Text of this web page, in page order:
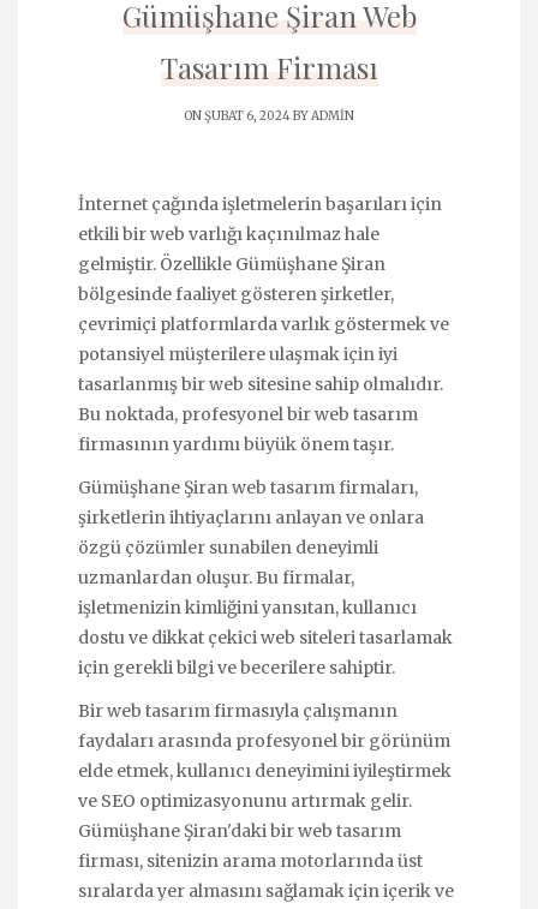
Gümüşhane Şiran Web
Tasarım Firması
ON ŞUBAT 6, 2024 BYADMIN
İnternet çağında işletmelerin başarıları için
etkili bir web varlığı kaçınılmaz hale
gelmiştir. Özellikle Gümüşhane Şiran
bölgesinde faaliyet gösteren şirketler,
çevrimiçi platformlarda varlık göstermek ve
potansiyel müşterilere ulaşmak için iyi
tasarlanmış bir web sitesine sahip olmalıdır.
Bu noktada, profesyonel bir web tasarım
firmasının yardımı büyük önem taşır.
Gümüşhane Şiran web tasarım firmaları,
şirketlerin ihtiyaçlarını anlayan ve onlara
özgü çözümler sunabilen deneyimli
uzmanlardan oluşur. Bu firmalar,
işletmenizin kimliğini yansıtan, kullanıcı
dostu ve dikkat çekici web siteleri tasarlamak
için gerekli bilgi ve becerilere sahiptir.
Bir web tasarım firmasıyla çalışmanın
faydaları arasında profesyonel bir görünüm
elde etmek, kullanıcı deneyimini iyileştirmek
ve SEO optimizasyonunu artırmak gelir.
Gümüşhane Şiran'daki bir web tasarım
firması, sitenizin arama motorlarında üst
sıralarda yer almasını sağlamak için içerik ve